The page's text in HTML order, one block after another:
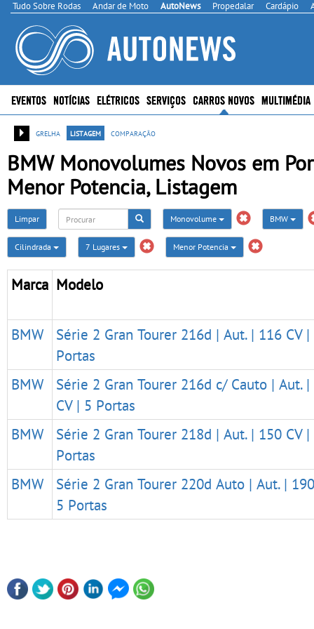
Tudo Sobre Rodas Andar de Moto AutoNews Propedalar Cardápio
EVENTOS NOTÍCIAS ELÉTRICOS SERVIÇOS CARROS NOVOS MULTIMÉDIA
grelha listagem comparação
BMW Monovolumes Novos em
Menor Potencia, Listagem
Limpar Monovolume BMW
Cilindrada 7 Lugares Menor Potencia
Marca Modelo
BMW
Série 2 Gran Tourer 216d | Aut. | 116 CV |
Portas
BMW
Série 2 Gran Tourer 216d c/ Cauto | Aut.
CV | 5 Portas
BMW
Série 2 Gran Tourer 218d | Aut. | 150 CV |
Portas
BMW
Série 2 Gran Tourer 220d Auto | Aut. |
5 Portas